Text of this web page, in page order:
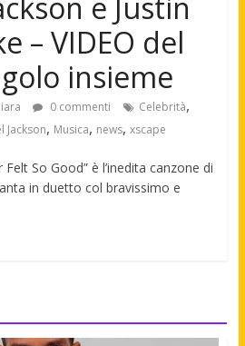
– VIDEO del
insieme
0 commenti Celebrità,
Jackson, Musica, news, xscape
So Good” è l’inedita canzone di
in duetto col bravissimo e